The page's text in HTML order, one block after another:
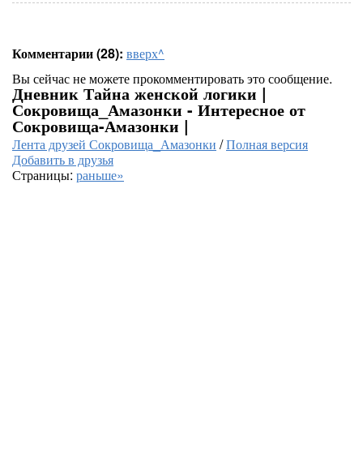
Комментарии (28): вверх^
Вы сейчас не можете прокомментировать это сообщение.
Дневник Тайна женской логики |
Сокровища_Амазонки - Интересное от
Сокровища-Амазонки |
Лента друзей Сокровища_Амазонки /Полная версия
Добавить в друзья
Страницы: раньше»